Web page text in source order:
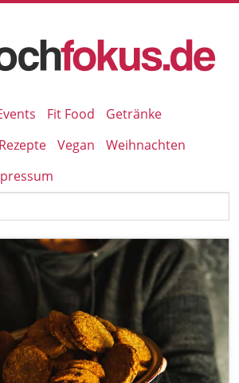
Fit Food
Getränke
Rezepte Vegan
Weihnachten